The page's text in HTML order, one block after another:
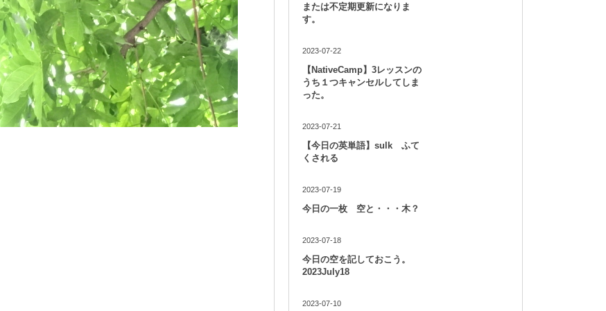
または不定期更新になりま
す。
2023-07-22
【NativeCamp】3レッスンの
うち１つキャンセルしてしま
った。
2023-07-21
【今日の英単語】sulk ふて
くされる
2023-07-19
今日の一枚 空と・・・木？
2023-07-18
今日の空を記しておこう。
2023July18
2023-07-10